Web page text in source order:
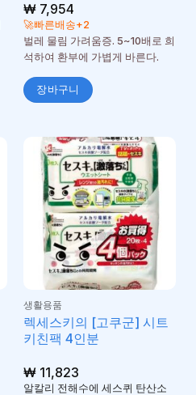
₩7,954
🚀빠른배송+2
벌레 물림 가려움증. 5~10배로 희
석하여 환부에 가볍게 바른다.
장바구니
생활용품
렉세스키의 [고쿠군] 시트
키친팩 4인분
₩11,823
알칼리 전해수에 세스퀴 탄산소